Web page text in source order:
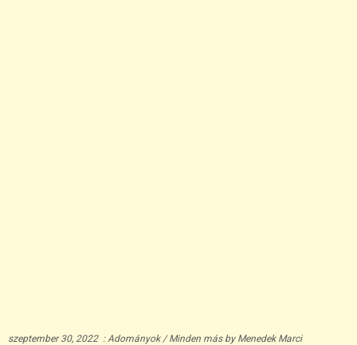
szeptember 30, 2022:Adományok/Minden más by Menedek Marci